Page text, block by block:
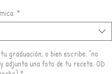
*
graduación, o bien escribe: “no
adjunta una foto de tu receta. OD